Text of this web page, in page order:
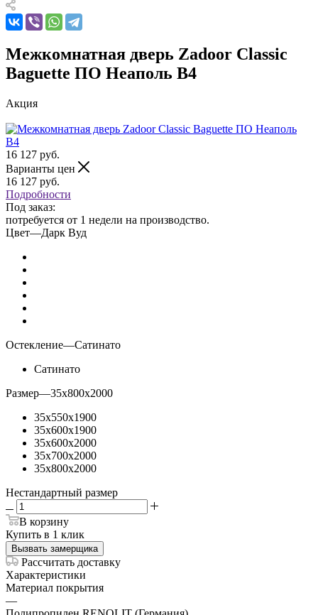
Межкомнатная дверь Zadoor Classic
Baguette ПО Неаполь В4
Акция
16 127 руб.
Варианты цен
16 127 руб.
Подробности
Под заказ:
потребуется от 1 недели на производство.
Цвет—Дарк Вуд
Остекление—Сатинато
Сатинато
Размер—35x800x2000
35x550x1900
35x600x1900
35x600x2000
35x700x2000
35x800x2000
Нестандартный размер
В корзину
Купить в 1 клик
Вызвать замерщика
Рассчитать доставку
Характеристики
Материал покрытия
—